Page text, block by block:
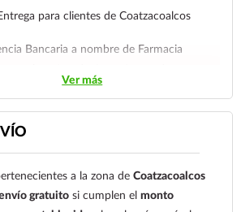
para clientes de Coatzacoalcos
Bancaria a nombre de Farmacia
014854655008143954
de pago el cliente deberá enviar su
de pago a al siguiente correo
261 8491
Ver más
a la zona deCoatzacoalcos
gratuito si cumplen elmonto